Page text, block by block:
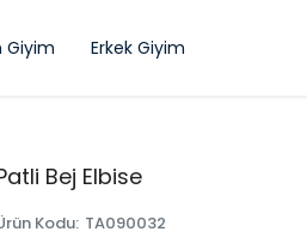
Giyim Erkek Giyim
Bej Elbise
Kodu: TA090032